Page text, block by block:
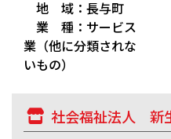
地 域：長与町
業 種：サービス
業（他に分類されな
いもの）
社会福祉法人 新